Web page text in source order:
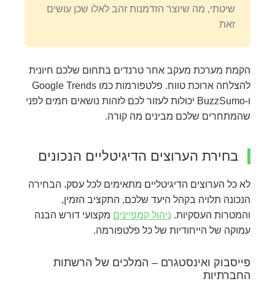
שיטתי, מה שיוצר הזדמנות זהב לאלו שכן עושים
זאת
הקמת מערכת מעקב אחר טרנדים בתחום שלכם חיונית
להצלחה ארוכת טווח. פלטפורמות כמו Google Trends
ו-BuzzSumo יכולות לעזור לכם לזהות נושאים חמים לפני
שהמתחרים שלכם מבינים מה קורה.
בחירת הערוצים הדיגיטליים הנכונים
לא כל הערוצים הדיגיטליים מתאימים לכל עסק. הבחירה
הנכונה תלויה בקהל היעד שלכם, התקציב הזמין,
והמטרות העסקיות. ניהול קמפיינים מקצועי דורש הבנה
עמוקה של הייחודיות של כל פלטפורמה.
פייסבוק ואינסטגרם – המלכים של הרשתות
החברתיות